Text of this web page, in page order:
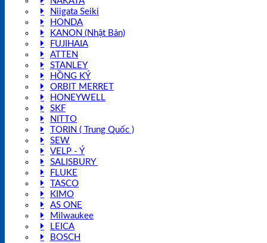
Niigata Seiki
HONDA
KANON (Nhật Bản)
FUJIHAIA
ATTEN
STANLEY
HỒNG KÝ
ORBIT MERRET
HONEYWELL
SKF
NITTO
TORIN ( Trung Quốc )
SEW
VELP - Ý
SALISBURY
FLUKE
TASCO
KIMO
AS ONE
Milwaukee
LEICA
BOSCH